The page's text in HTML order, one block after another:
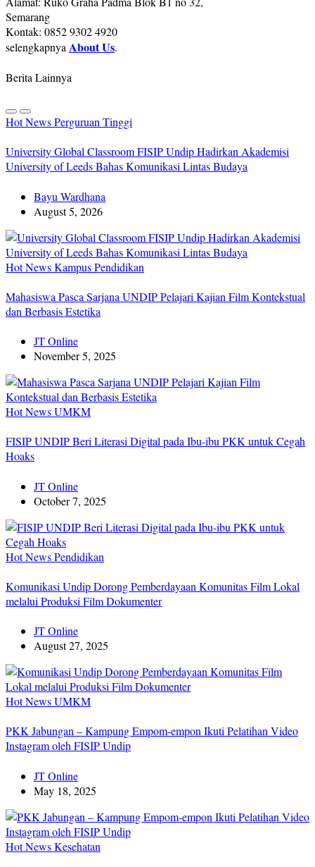
Semarang
Kontak: 0852 9302 4920
selengkapnya About Us.
Berita Lainnya
Hot NewsPerguruan Tinggi
University Global Classroom FISIP Undip Hadirkan Akademisi
University of Leeds Bahas Komunikasi Lintas Budaya
Bayu Wardhana
August 5, 2026
Hot NewsKampusPendidikan
Mahasiswa Pasca Sarjana UNDIP Pelajari Kajian Film Kontekstual
dan Berbasis Estetika
JT Online
November 5, 2025
Hot NewsUMKM
FISIP UNDIP Beri Literasi Digital pada Ibu-ibu PKK untuk Cegah
Hoaks
JT Online
October 7, 2025
Hot NewsPendidikan
Komunikasi Undip Dorong Pemberdayaan Komunitas Film Lokal
melalui Produksi Film Dokumenter
JT Online
August 27, 2025
Hot NewsUMKM
PKK Jabungan – Kampung Empom-empon Ikuti Pelatihan Video
Instagram oleh FISIP Undip
JT Online
May 18, 2025
Hot NewsKesehatan